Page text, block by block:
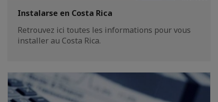
Instalarse en Costa Rica
Retrouvez ici toutes les informations pour vous
installer au Costa Rica.